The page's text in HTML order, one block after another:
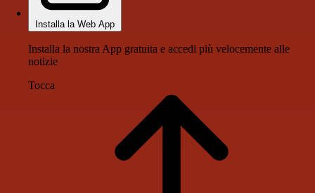
Installa la Web App
Installa la nostra App gratuita e accedi più velocemente alle
notizie
Tocca